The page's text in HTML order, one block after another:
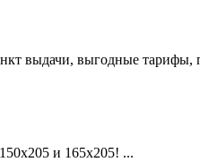
выдачи, выгодные
и 165х205! ...